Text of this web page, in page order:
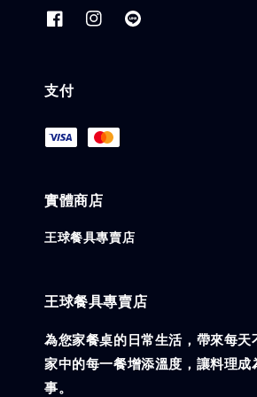
支付
實體商店
王球餐具專賣店
王球餐具專賣店
為您家餐桌的日常生活，帶來每天
家中的每一餐增添溫度，讓料理成
事。